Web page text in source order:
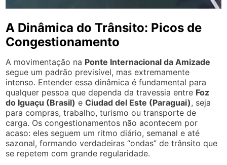
A Dinâmica do Trânsito: Picos de
Congestionamento
A movimentação na Ponte Internacional da Amizade
segue um padrão previsível, mas extremamente
intenso. Entender essa dinâmica é fundamental para
qualquer pessoa que dependa da travessia entre Foz
do Iguaçu (Brasil) eCiudad del Este (Paraguai), seja
para compras, trabalho, turismo ou transporte de
carga. Os congestionamentos não acontecem por
acaso: eles seguem um ritmo diário, semanal e até
sazonal, formando verdadeiras “ondas” de trânsito que
se repetem com grande regularidade.